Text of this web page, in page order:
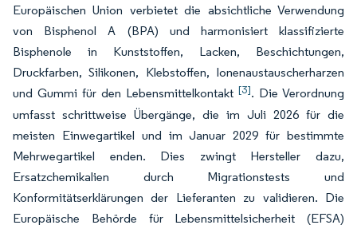
Europäischen Union verbietet die absichtliche Verwendung
von Bisphenol A (BPA) und harmonisiert klassifizierte
Bisphenole in Kunststoffen, Lacken, Beschichtungen,
Druckfarben, Silikonen, Klebstoffen, Ionenaustauscherharzen
und Gummi für den Lebensmittelkontakt [3]. Die Verordnung
umfasst schrittweise Übergänge, die im Juli 2026 für die
meisten Einwegartikel und im Januar 2029 für bestimmte
Mehrwegartikel enden. Dies zwingt Hersteller dazu,
Ersatzchemikalien durch Migrationstests und
Konformitätserklärungen der Lieferanten zu validieren. Die
Europäische Behörde für Lebensmittelsicherheit (EFSA)